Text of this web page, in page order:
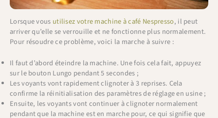
Lorsque vous utilisez votre machine à café Nespresso, il peut
arriver qu’elle se verrouille et ne fonctionne plus normalement.
Pour résoudre ce problème, voici la marche à suivre :
Il faut d’abord éteindre la machine. Une fois cela fait, appuyez
sur le bouton Lungo pendant 5 secondes ;
Les voyants vont rapidement clignoter à 3 reprises. Cela
confirme la réinitialisation des paramètres de réglage en usine ;
Ensuite, les voyants vont continuer à clignoter normalement
pendant que la machine est en marche pour, ce qui signifie que